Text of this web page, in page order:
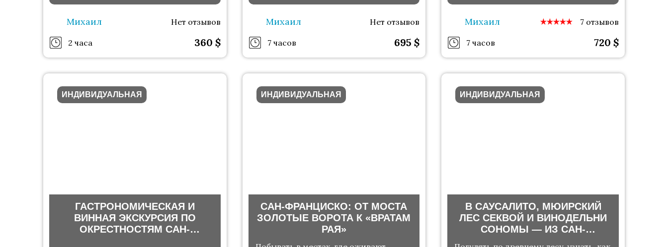
Михаил Нет отзывов
2 часа 360 $
Михаил Нет отзывов
7 часов 695$
на берегу океана
Михаил 7 отзывов
7 часов 720 $
ИНДИВИДУАЛЬНАЯ
ГАСТРОНОМИЧЕСКАЯ И
ВИННАЯ ЭКСКУРСИЯ ПО
ОКРЕСТНОСТЯМ САН-
ИНДИВИДУАЛЬНАЯ
САН-ФРАНЦИСКО: ОТ МОСТА
ЗОЛОТЫЕ ВОРОТА К «ВРАТАМ
РАЯ»
ИНДИВИДУАЛЬНАЯ
В САУСАЛИТО, МЮИРСКИЙ
ЛЕС СЕКВОЙ И ВИНОДЕЛЬНИ
СОНОМЫ — ИЗ САН-